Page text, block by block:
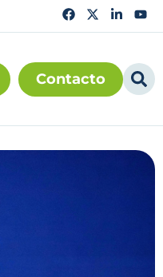
Contacto